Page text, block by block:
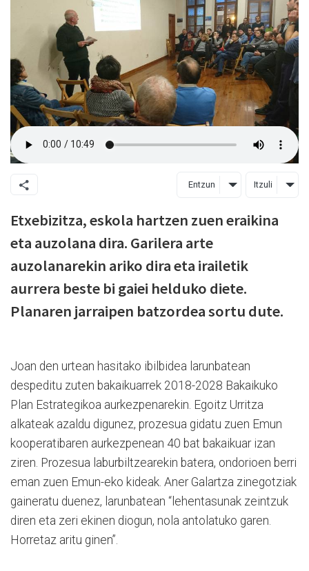
Entzun Itzuli
Etxebizitza, eskola hartzen zuen eraikina
eta auzolana dira. Garilera arte
auzolanarekin ariko dira eta irailetik
aurrera beste bi gaiei helduko diete.
Planaren jarraipen batzordea sortu dute.
Joan den urtean hasitako ibilbidea larunbatean
despeditu zuten bakaikuarrek 2018-2028 Bakaikuko
Plan Estrategikoa aurkezpenarekin. Egoitz Urritza
alkateak azaldu digunez, prozesua gidatu zuen Emun
kooperatibaren aurkezpenean 40 bat bakaikuar izan
ziren. Prozesua laburbiltzearekin batera, ondorioen berri
eman zuen Emun-eko kideak. Aner Galartza zinegotziak
gaineratu duenez, larunbatean “lehentasunak zeintzuk
diren eta zeri ekinen diogun, nola antolatuko garen.
Horretaz aritu ginen”.